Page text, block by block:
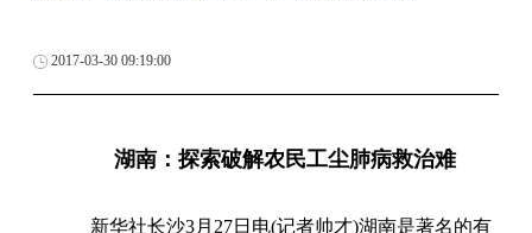
2017-03-30 09:19:00
湖南：探索破解农民工尘肺病救治难
新华社长沙3月27日电(记者帅才)湖南是著名的有